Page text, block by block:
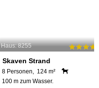
Haus: 8255
Skaven Strand
8 Personen, 124 m²
100 m zum Wasser.